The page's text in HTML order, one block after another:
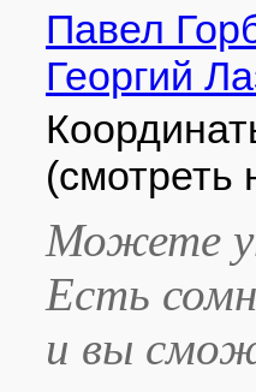
Павел
Георгий
(смотреть
Можете
Есть
и вы